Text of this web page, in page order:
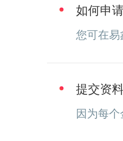
如何申
您可在
提交资
因为每